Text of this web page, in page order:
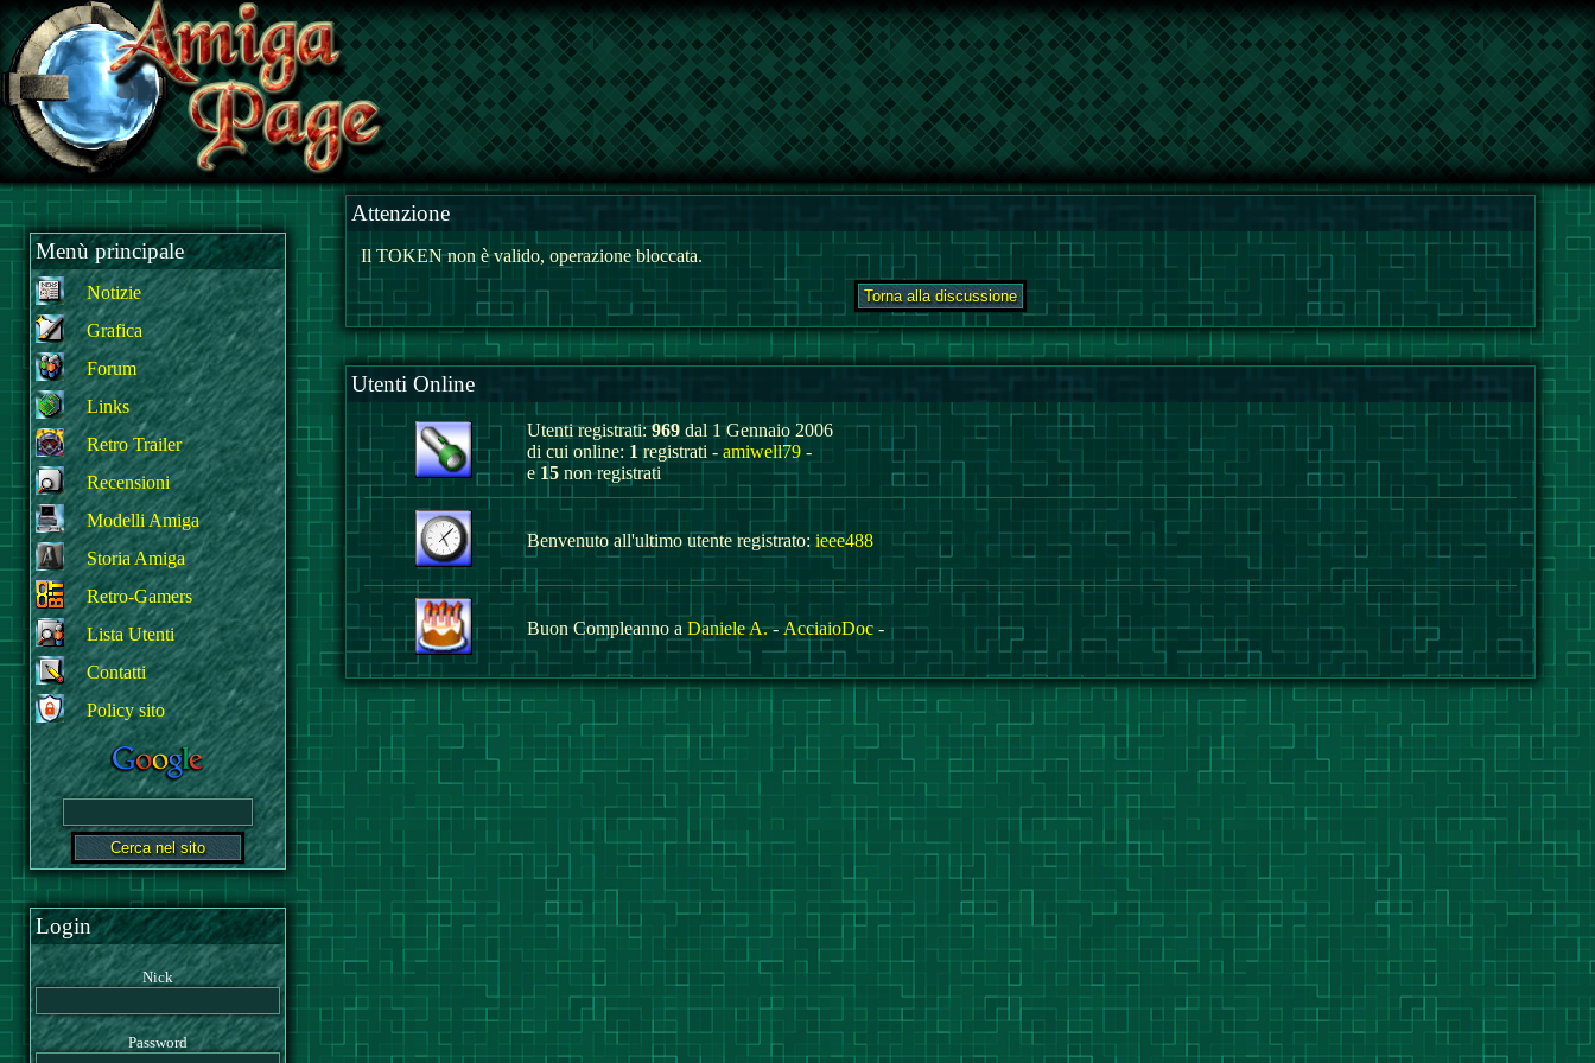
Menù principale
Notizie
Grafica
Forum
Links
Retro Trailer
Recensioni
Modelli Amiga
Storia Amiga
Retro-Gamers
Lista Utenti
Contatti
Policy sito
Login
Nick
Password
Attenzione
Il TOKEN non è valido, operazione bloccata.
Utenti Online
Utenti registrati:969 dal 1 Gennaio 2006
di cui online: 1 registrati - amiwell79 -
e 15 non registrati
Benvenuto all'ultimo utente registrato: ieee488
Buon Compleanno a Daniele A.-AcciaioDoc -